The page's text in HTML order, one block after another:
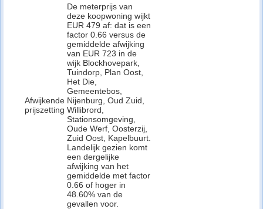
Afwijkende
prijszetting
De meterprijs van
deze koopwoning wijkt
EUR 479 af: dat is een
factor 0.66 versus de
gemiddelde afwijking
van EUR 723 in de
wijk Blockhovepark,
Tuindorp, Plan Oost,
Het Die,
Gemeentebos,
Nijenburg, Oud Zuid,
Willibrord,
Stationsomgeving,
Oude Werf, Oosterzij,
Zuid Oost, Kapelbuurt.
Landelijk gezien komt
een dergelijke
afwijking van het
gemiddelde met factor
0.66 of hoger in
48.60% van de
gevallen voor.